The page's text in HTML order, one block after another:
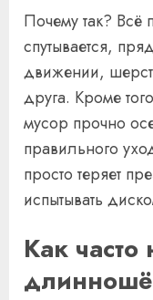
Почему так? Всё
спутывается,
движении,
друга. Кроме
мусор прочно
правильного
просто теряет
испытывать
Как